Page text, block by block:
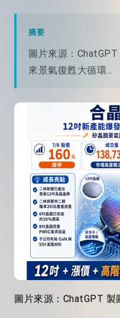
摘要
圖片來源：
來景氣復甦大循環...
圖片來源：ChatGPT 製